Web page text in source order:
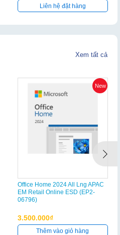
Liên hệ đặt hàng
Xem tất cả
New
Office Home 2024 All Lng APAC
EM Retail Online ESD (EP2-
06796)
3.500.000₫
Thêm vào giỏ hàng